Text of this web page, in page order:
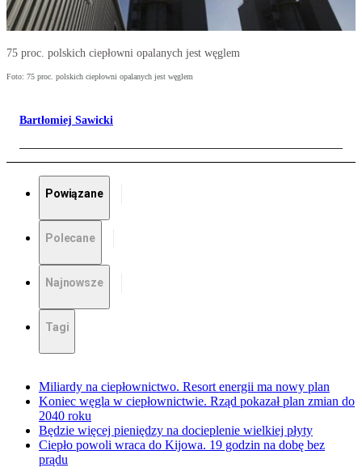
75 proc. polskich ciepłowni opalanych jest węglem
Foto: 75 proc. polskich ciepłowni opalanych jest węglem
Bartłomiej Sawicki
Powiązane
Polecane
Najnowsze
Tagi
Miliardy na ciepłownictwo. Resort energii ma nowy plan
Koniec węgla w ciepłownictwie. Rząd pokazał plan zmian do
2040 roku
Będzie więcej pieniędzy na docieplenie wielkiej płyty
Ciepło powoli wraca do Kijowa. 19 godzin na dobę bez
prądu